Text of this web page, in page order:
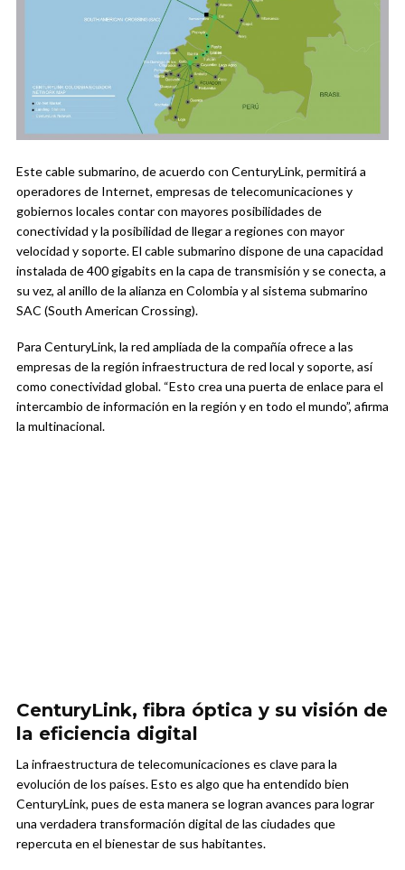
Este cable submarino, de acuerdo con CenturyLink, permitirá a
operadores de Internet, empresas de telecomunicaciones y
gobiernos locales contar con mayores posibilidades de
conectividad y la posibilidad de llegar a regiones con mayor
velocidad y soporte. El cable submarino dispone de una capacidad
instalada de 400 gigabits en la capa de transmisión y se conecta, a
su vez, al anillo de la alianza en Colombia y al sistema submarino
SAC (South American Crossing).
Para CenturyLink, la red ampliada de la compañía ofrece a las
empresas de la región infraestructura de red local y soporte, así
como conectividad global. “Esto crea una puerta de enlace para el
intercambio de información en la región y en todo el mundo”, afirma
la multinacional.
CenturyLink, fibra óptica y su visión de
la eficiencia digital
La infraestructura de telecomunicaciones es clave para la
evolución de los países. Esto es algo que ha entendido bien
CenturyLink, pues de esta manera se logran avances para lograr
una verdadera transformación digital de las ciudades que
repercuta en el bienestar de sus habitantes.